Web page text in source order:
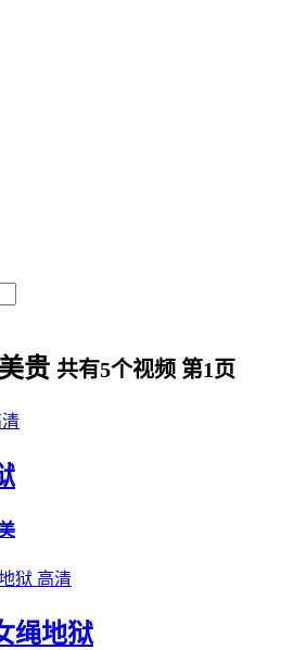
贵 共有5个视频 第1 页
高清
绳地狱